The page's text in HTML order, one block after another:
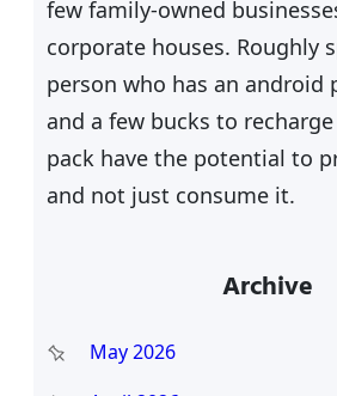
few family-owned
corporate houses. Roughly
person who has an android
and a few bucks to
pack have the potential to
and not just consume it.
Archive
May 2026